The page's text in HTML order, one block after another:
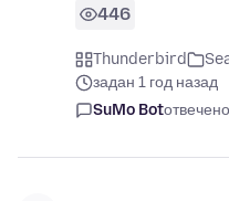
446
Thunderbird
задан 1 год назад
SuMo Botотвечено